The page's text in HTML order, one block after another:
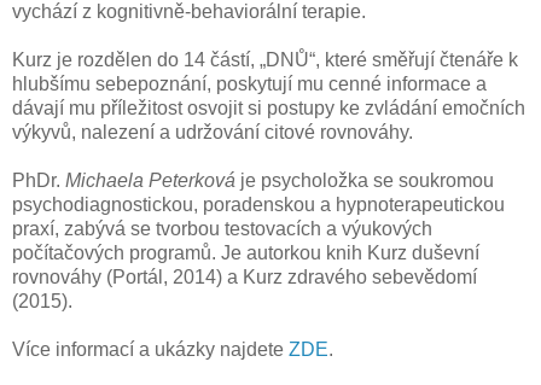
vychází z kognitivně-behaviorální terapie.
Kurz je rozdělen do 14 částí, „DNŮ“, které směřují čtenáře k
hlubšímu sebepoznání, poskytují mu cenné informace a
dávají mu příležitost osvojit si postupy ke zvládání emočních
výkyvů, nalezení a udržování citové rovnováhy.
PhDr. Michaela Peterková je psycholožka se soukromou
psychodiagnostickou, poradenskou a hypnoterapeutickou
praxí, zabývá se tvorbou testovacích a výukových
počítačových programů. Je autorkou knih Kurz duševní
rovnováhy (Portál, 2014) a Kurz zdravého sebevědomí
(2015).
Více informací a ukázky najdete ZDE.